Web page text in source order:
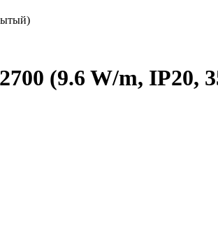
(9.6 W/m, IP20,